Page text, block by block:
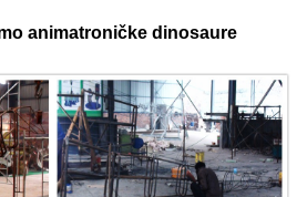
animatroničke dinosaure